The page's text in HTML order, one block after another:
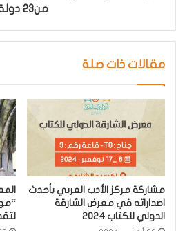
من23 دولة
مقالات ذات صلة
مشاركة مركز الأدب العربي بأحدث
اصداراته في معرض الشارقة
الدولي للكتاب 2024